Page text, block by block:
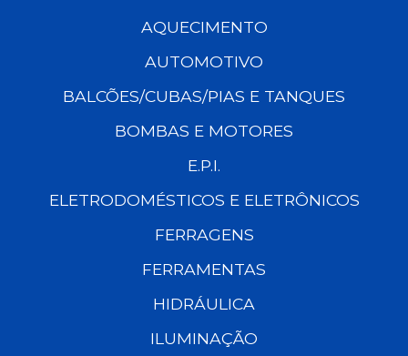
AQUECIMENTO
AUTOMOTIVO
BALCÕES/CUBAS/PIAS E TANQUES
BOMBAS E MOTORES
E.P.I.
ELETRODOMÉSTICOS E ELETRÔNICOS
FERRAGENS
FERRAMENTAS
HIDRÁULICA
ILUMINAÇÃO